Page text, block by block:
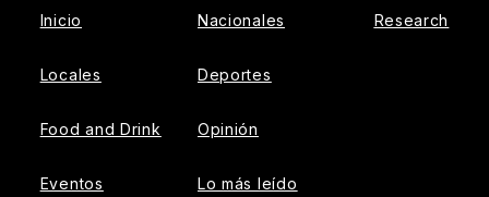
Inicio
Locales
Food and Drink
Eventos
Nacionales
Deportes
Opinión
Lo más leído
Research